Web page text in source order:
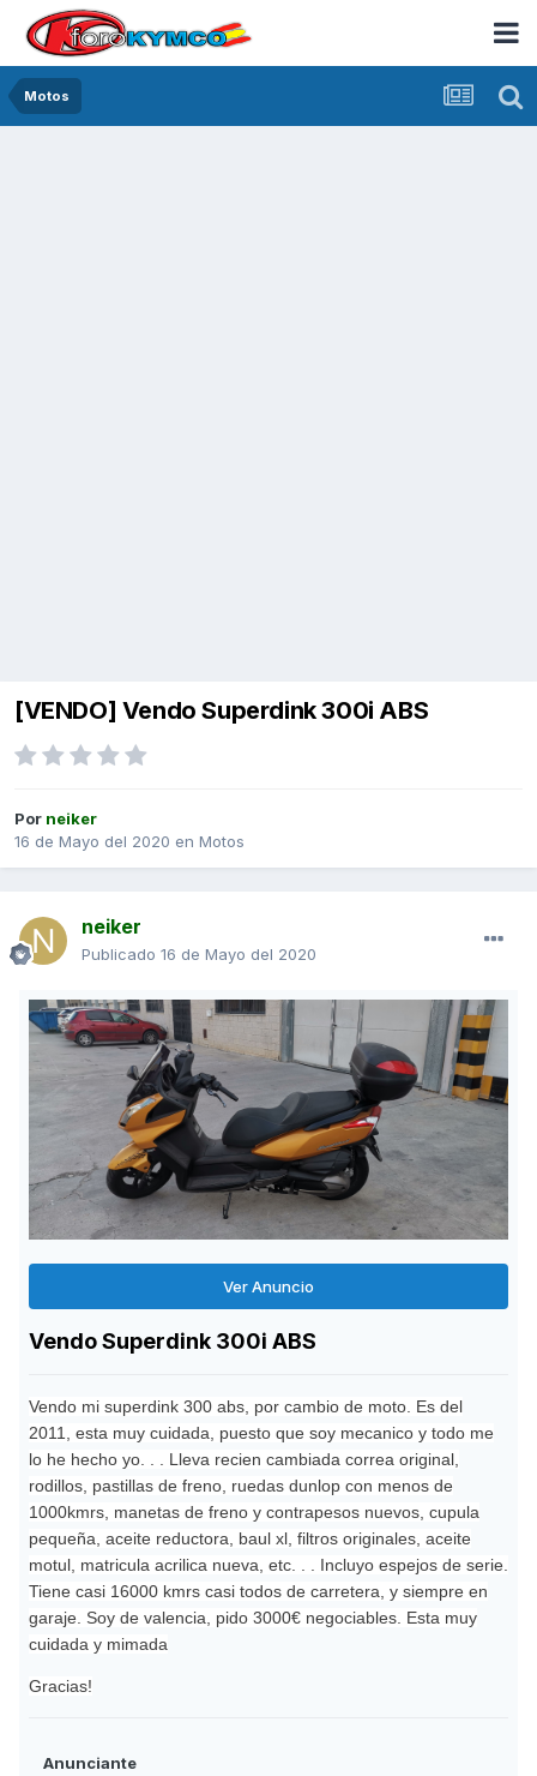
Motos
[VENDO] Vendo Superdink 300i ABS
Por neiker
16 de Mayo del 2020 en Motos
neiker
Publicado 16 de Mayo del 2020
Ver Anuncio
Vendo Superdink 300i ABS
Vendo mi superdink 300 abs, por cambio de moto. Es del
2011, esta muy cuidada, puesto que soy mecanico y todo me
lo he hecho yo. . . Lleva recien cambiada correa original,
rodillos, pastillas de freno, ruedas dunlop con menos de
1000kmrs, manetas de freno y contrapesos nuevos, cupula
pequeña, aceite reductora, baul xl, filtros originales, aceite
motul, matricula acrilica nueva, etc. . . Incluyo espejos de serie.
Tiene casi 16000 kmrs casi todos de carretera, y siempre en
garaje. Soy de valencia, pido 3000€ negociables. Esta muy
cuidada y mimada
Gracias!
Anunciante